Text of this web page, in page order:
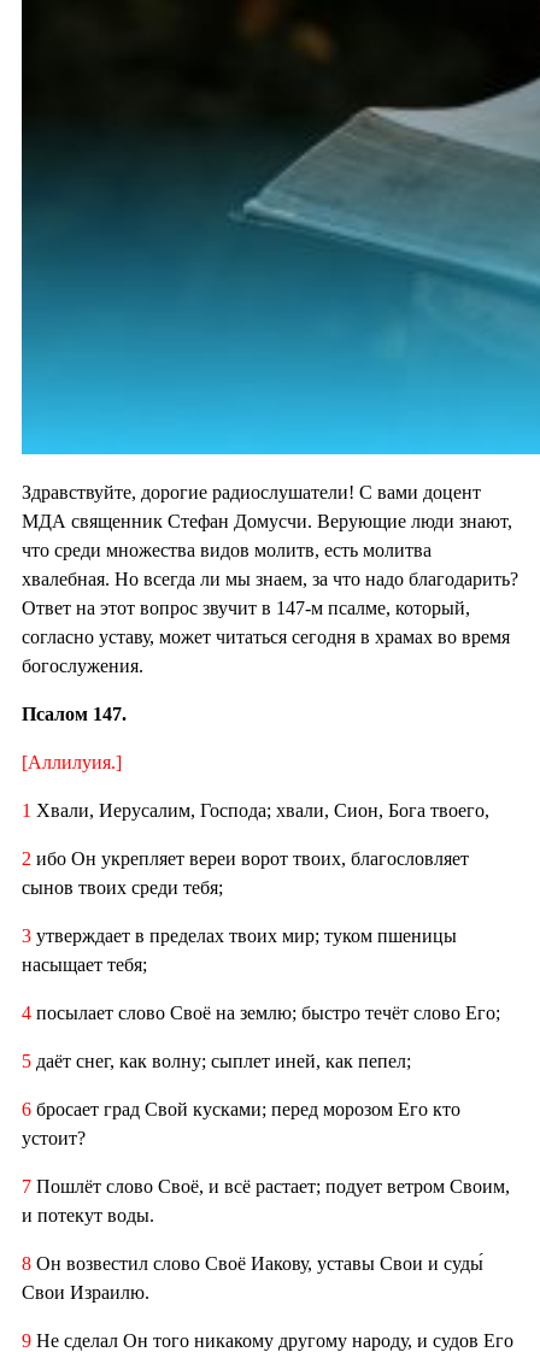
Здравствуйте, дорогие радиослушатели! С вами доцент
МДА священник Стефан Домусчи. Верующие люди знают,
что среди множества видов молитв, есть молитва
хвалебная. Но всегда ли мы знаем, за что надо благодарить?
Ответ на этот вопрос звучит в 147-м псалме, который,
согласно уставу, может читаться сегодня в храмах во время
богослужения.
Псалом 147.
[Аллилуия.]
1 Хвали, Иерусалим, Господа; хвали, Сион, Бога твоего,
2 ибо Он укрепляет вереи ворот твоих, благословляет
сынов твоих среди тебя;
3 утверждает в пределах твоих мир; туком пшеницы
насыщает тебя;
4 посылает слово Своё на землю; быстро течёт слово Его;
5 даёт снег, как волну; сыплет иней, как пепел;
6 бросает град Свой кусками; перед морозом Его кто
устоит?
7 Пошлёт слово Своё, и всё растает; подует ветром Своим,
и потекут воды.
8 Он возвестил слово Своё Иакову, уставы Свои и суды́
Свои Израилю.
9 Не сделал Он того никакому другому народу, и судов Его